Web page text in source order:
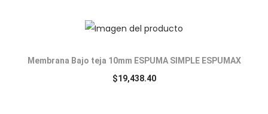
Membrana Bajo teja 10mm ESPUMA SIMPLE ESPUMAX
$19,438.40